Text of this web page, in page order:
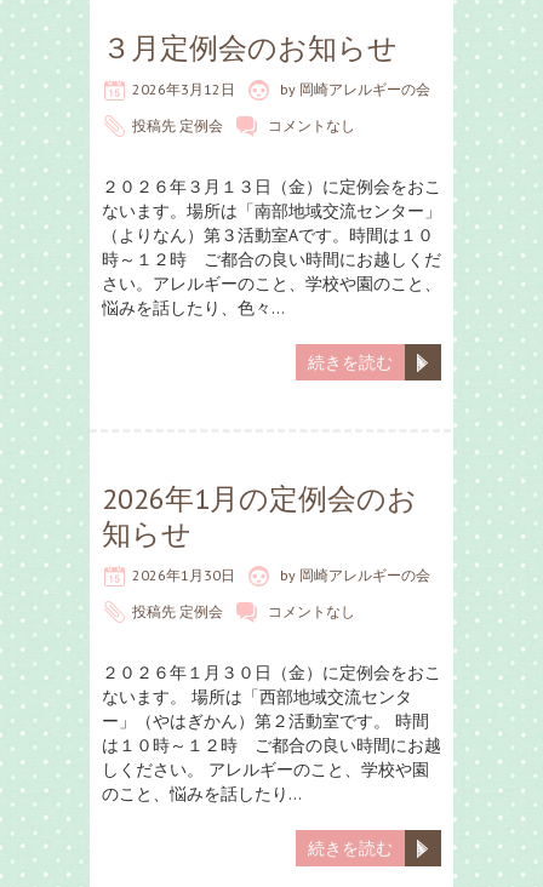
３月定例会のお知らせ
2026年3月12日 by 岡崎アレルギーの会
投稿先 定例会 コメントなし
２０２６年３月１３日（金）に定例会をおこ
ないます。場所は「南部地域交流センター」
（よりなん）第３活動室Aです。時間は１０
時～１２時 ご都合の良い時間にお越しくだ
さい。アレルギーのこと、学校や園のこと、
悩みを話したり、色々…
続きを読む
2026年1月の定例会のお
知らせ
2026年1月30日 by 岡崎アレルギーの会
投稿先 定例会 コメントなし
２０２６年１月３０日（金）に定例会をおこ
ないます。 場所は「西部地域交流センタ
ー」（やはぎかん）第２活動室です。 時間
は１０時～１２時 ご都合の良い時間にお越
しください。 アレルギーのこと、学校や園
のこと、悩みを話したり…
続きを読む